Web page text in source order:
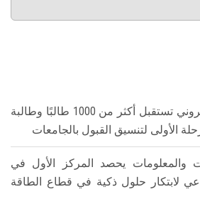
معامل التنسيق الإلكتروني تستقبل أكثر من 1000 طالبًا وطالبة
الأولى لتنسيق القبول بالجامعات
والمعلومات يحصد المركز الأول في
لابتكار حلول ذكية في قطاع الطاقة